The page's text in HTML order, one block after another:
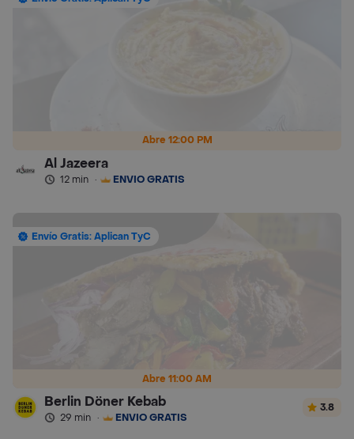
Abre 12:00 PM
Al Jazeera
12 min · ENVÍO GRATIS
Abre 11:00 AM
Envío Gratis: Aplican TyC
Berlin Döner Kebab
29 min · ENVÍO GRATIS
3.8